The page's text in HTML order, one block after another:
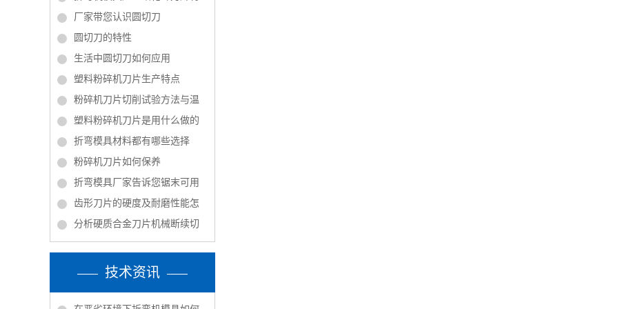
厂家带您认识圆切刀
圆切刀的特性
生活中圆切刀如何应用
塑料粉碎机刀片生产特点
粉碎机刀片切削试验方法与温
塑料粉碎机刀片是用什么做的
折弯模具材料都有哪些选择
粉碎机刀片如何保养
折弯模具厂家告诉您锯末可用
齿形刀片的硬度及耐磨性能怎
分析硬质合金刀片机械断续切
技术资讯